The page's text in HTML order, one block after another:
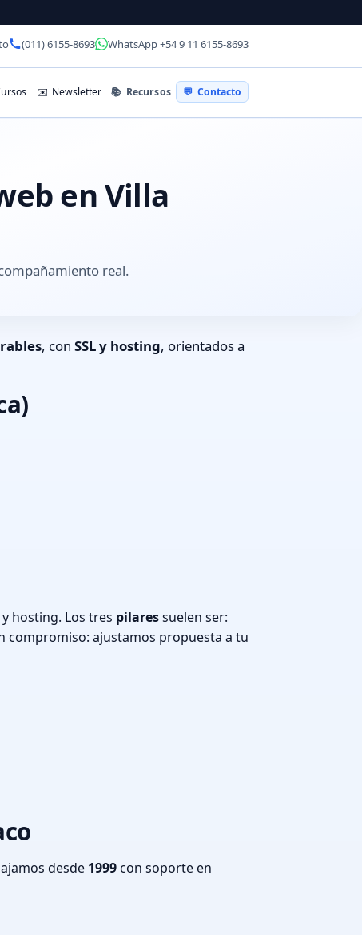
(011) 6155-8693 WhatsApp +54 9 11 6155-8693
✉️ Newsletter 📚 Recursos 💬 Contacto
en Villa
real.
, con SSL y hosting, orientados a
hosting. Los tres pilaressuelen ser:
compromiso: ajustamos propuesta a tu
desde 1999con soporte en